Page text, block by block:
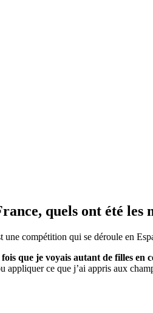
quels ont été les
une compétition qui se déroule en
fois que je voyais autant de filles
appliquer ce que j’ai appris aux